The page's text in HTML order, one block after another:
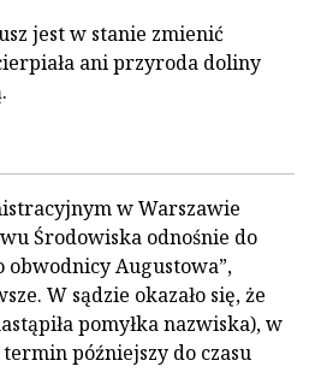
jest w stanie zmienić
ani przyroda doliny
w Warszawie
Środowiska odnośnie do
obwodnicy Augustowa”,
W sądzie okazało się, że
pomyłka nazwiska), w
późniejszy do czasu